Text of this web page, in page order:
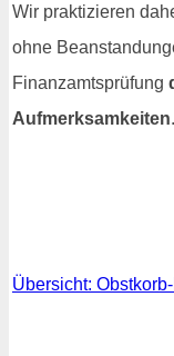
Wir praktizieren
ohne
Finanzamtsprüfung
Aufmerksamkeiten
Übersicht: